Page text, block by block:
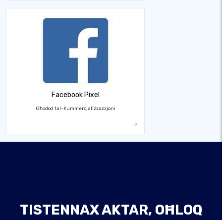
Facebook Pixel
Għodod tal-Kummerċjalizzazzjoni
TISTENNAX AKTAR, OĦLOQ